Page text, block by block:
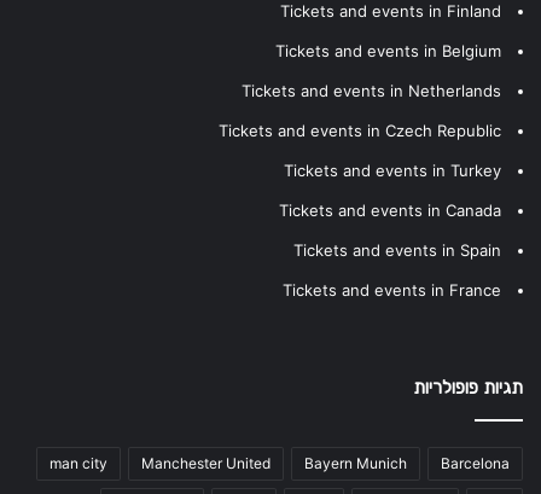
Tickets and events in Finland
Tickets and events in Belgium
Tickets and events in Netherlands
Tickets and events in Czech Republic
Tickets and events in Turkey
Tickets and events in Canada
Tickets and events in Spain
Tickets and events in France
תגיות פופולריות
Barcelona
Bayern Munich
Manchester United
man city